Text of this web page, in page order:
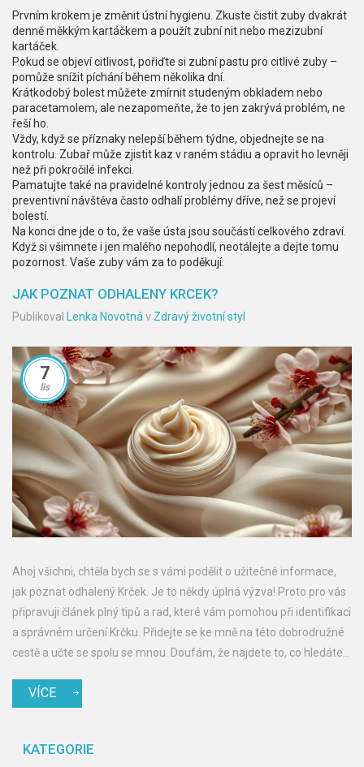
Prvním krokem je změnit ústní hygienu. Zkuste čistit zuby dvakrát
denně měkkým kartáčkem a použít zubní nit nebo mezizubní
kartáček.
Pokud se objeví citlivost, pořiďte si zubní pastu pro citlivé zuby –
pomůže snížit píchání během několika dní.
Krátkodobý bolest můžete zmírnit studeným obkladem nebo
paracetamolem, ale nezapomeňte, že to jen zakrývá problém, ne
řeší ho.
Vždy, když se příznaky nelepší během týdne, objednejte se na
kontrolu. Zubař může zjistit kaz v raném stádiu a opravit ho levněji
než při pokročilé infekci.
Pamatujte také na pravidelné kontroly jednou za šest měsíců –
preventivní návštěva často odhalí problémy dříve, než se projeví
bolestí.
Na konci dne jde o to, že vaše ústa jsou součástí celkového zdraví.
Když si všimnete i jen malého nepohodlí, neotálejte a dejte tomu
pozornost. Vaše zuby vám za to poděkují.
JAK POZNAT ODHALENY KRCEK?
Publikoval Lenka Novotná v Zdravý životní styl
7
lis
Ahoj všichni, chtěla bych se s vámi podělit o užitečné informace,
jak poznat odhalený Krček. Je to někdy úplná výzva! Proto pro vás
připravuji článek plný tipů a rad, které vám pomohou při identifikaci
a správném určení Krčku. Přidejte se ke mně na této dobrodružné
cestě a učte se spolu se mnou. Doufám, že najdete to, co hledáte,
VÍCE
KATEGORIE